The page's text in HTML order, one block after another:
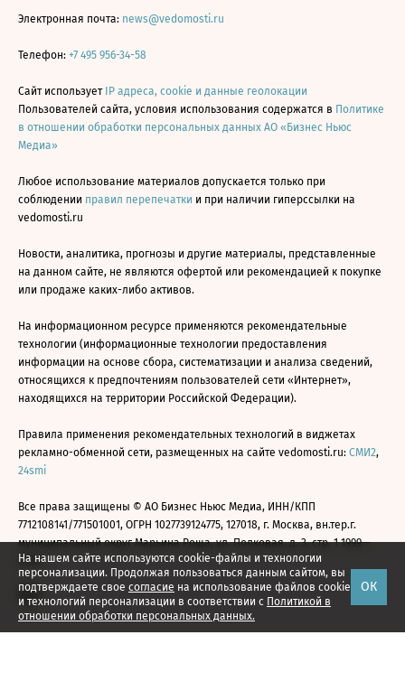
На нашем сайте используются cookie-файлы и технологии
персонализации. Продолжая пользоваться данным сайтом, вы
подтверждаете свое согласие на использование файлов cookie
и технологий персонализации в соответствии с Политикой в
отношении обработки персональных данных.
ОК
Электронная почта: news@vedomosti.ru
Телефон: +7 495 956-34-58
Сайт использует IP адреса, cookie и данные геолокации
Пользователей сайта, условия использования содержатся в Политике
в отношении обработки персональных данных АО «Бизнес Ньюс
Медиа»
Любое использование материалов допускается только при
соблюдении правил перепечатки и при наличии гиперссылки на
vedomosti.ru
Новости, аналитика, прогнозы и другие материалы, представленные
на данном сайте, не являются офертой или рекомендацией к покупке
или продаже каких-либо активов.
На информационном ресурсе применяются рекомендательные
технологии (информационные технологии предоставления
информации на основе сбора, систематизации и анализа сведений,
относящихся к предпочтениям пользователей сети «Интернет»,
находящихся на территории Российской Федерации).
Правила применения рекомендательных технологий в виджетах
рекламно-обменной сети, размещенных на сайте vedomosti.ru: СМИ2,
24smi
Все права защищены © АО Бизнес Ньюс Медиа, ИНН/КПП
7712108141/771501001, ОГРН 1027739124775, 127018, г. Москва, вн.тер.г.
муниципальный округ Марьина Роща, ул. Полковая, д. 3, стр. 1 1999—
2026